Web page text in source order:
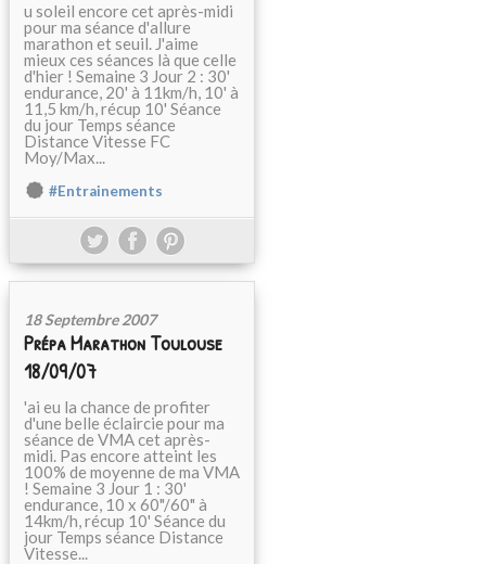
u soleil encore cet après-midi
pour ma séance d'allure
marathon et seuil. J'aime
mieux ces séances là que celle
d'hier ! Semaine 3 Jour 2 : 30'
endurance, 20' à 11km/h, 10' à
11,5 km/h, récup 10' Séance
du jour Temps séance
Distance Vitesse FC
Moy/Max...
#Entrainements
18 Septembre 2007
Prépa Marathon Toulouse
18/09/07
'ai eu la chance de profiter
d'une belle éclaircie pour ma
séance de VMA cet après-
midi. Pas encore atteint les
100% de moyenne de ma VMA
! Semaine 3 Jour 1 : 30'
endurance, 10 x 60"/60" à
14km/h, récup 10' Séance du
jour Temps séance Distance
Vitesse...